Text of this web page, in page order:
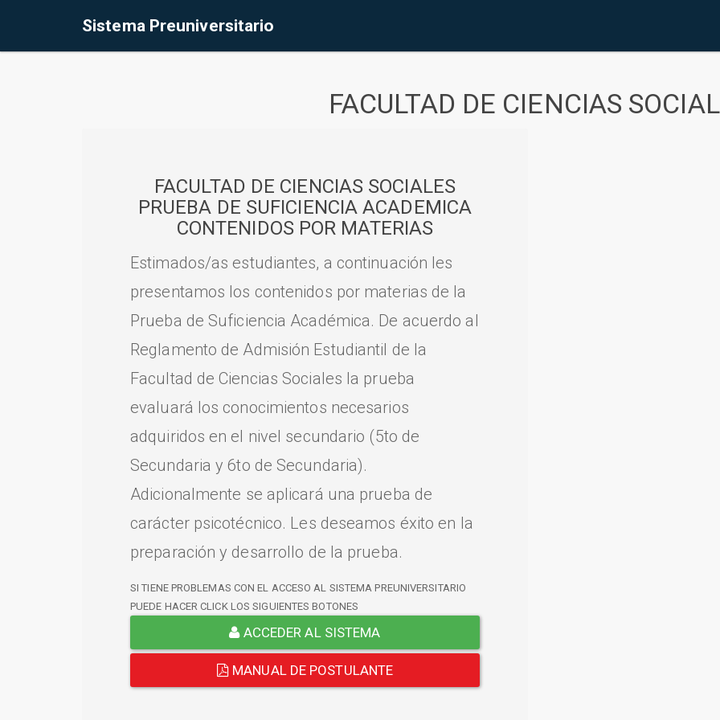
Sistema Preuniversitario
FACULTAD DE CIENCIAS
FACULTAD DE CIENCIAS SOCIALES
PRUEBA DE SUFICIENCIA ACADEMICA
CONTENIDOS POR MATERIAS
Estimados/as estudiantes, a continuación les
presentamos los contenidos por materias de la
Prueba de Suficiencia Académica. De acuerdo al
Reglamento de Admisión Estudiantil de la
Facultad de Ciencias Sociales la prueba
evaluará los conocimientos necesarios
adquiridos en el nivel secundario (5to de
Secundaria y 6to de Secundaria).
Adicionalmente se aplicará una prueba de
carácter psicotécnico. Les deseamos éxito en la
preparación y desarrollo de la prueba.
SI TIENE PROBLEMAS CON EL ACCESO AL SISTEMA PREUNIVERSITARIO
PUEDE HACER CLICK LOS SIGUIENTES BOTONES
ACCEDER AL SISTEMA
MANUAL DE POSTULANTE